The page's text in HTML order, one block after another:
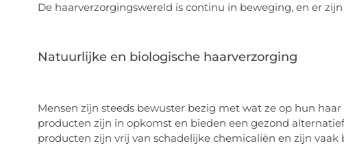
De haarverzorgingswereld is continu in beweging, en er
Natuurlijke en biologische haarverzorging
Mensen zijn steeds bewuster bezig met wat ze op hun
producten zijn in opkomst en bieden een gezond
producten zijn vrij van schadelijke chemicaliën en zijn vaak